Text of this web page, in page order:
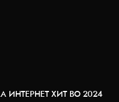
ХИТ ВО 2024